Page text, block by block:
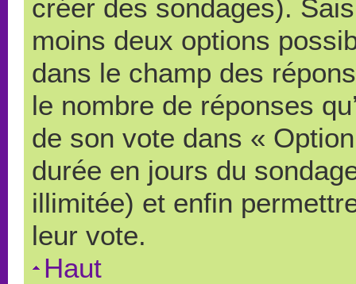
créer des sondages).
moins deux options
dans le champ des
le nombre de réponses
de son vote dans «
durée en jours du
illimitée) et enfin
leur vote.
Haut